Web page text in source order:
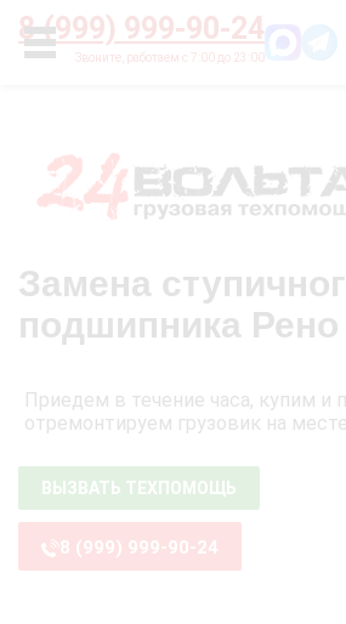
8 (999) 999-90-24
УСЛУГИ
Главная О нас Цены
Замена
подшипника
Приедем в течение часа, купим и
отремонтируем грузовик на
ВЫЗВАТЬ ТЕХПОМОЩЬ
8 (999) 999-90-24